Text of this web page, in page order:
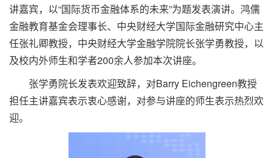
讲嘉宾，以“国际货币金融体系的未来”为题发表演讲。鸿儒
金融教育基金会理事长、中央财经大学国际金融研究中心主
任张礼卿教授，中央财经大学金融学院院长张学勇教授，以
及校内外师生和学者200余人参加本次讲座。
张学勇院长发表欢迎致辞，对Barry Eichengreen教授
担任主讲嘉宾表示衷心感谢，对参与讲座的师生表示热烈欢
迎。